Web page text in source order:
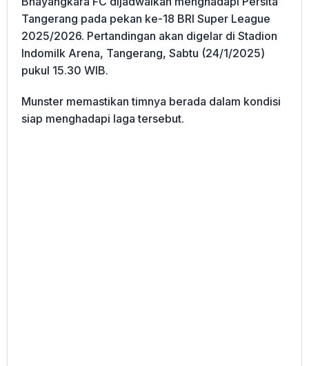
Tangerang pada pekan ke-18 BRI Super League
2025/2026. Pertandingan akan digelar di Stadion
Indomilk Arena, Tangerang, Sabtu (24/1/2025)
pukul 15.30 WIB.
Munster memastikan timnya berada dalam kondisi
siap menghadapi laga tersebut.